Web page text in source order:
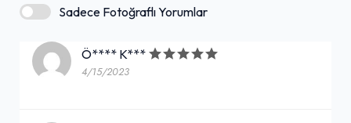
Sadece Fotoğraflı Yorumlar
Ö**** K***
4/15/2023